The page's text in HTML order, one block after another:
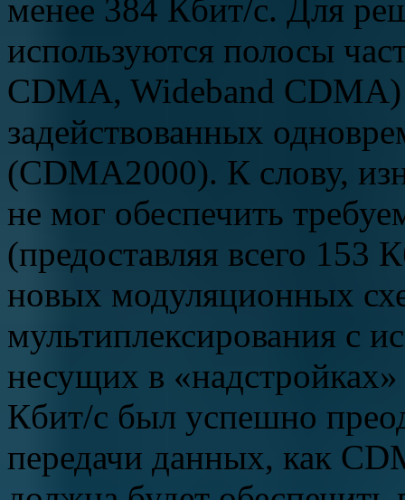
менее 384 Кбит/с. Для
используются полосы
CDMA, Wideband CDMA)
задействованных
(CDMA2000). К слову,
не мог обеспечить
(предоставляя всего 153
новых модуляционных
мультиплексирования с
несущих в
Кбит/с был успешно
передачи данных, как